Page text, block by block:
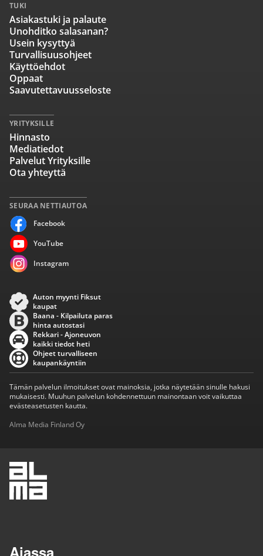
SEURAA NETTIAUTOA
Facebook
YouTube
Instagram
TUKI
Asiakastuki ja palaute
Unohditko salasanan?
Usein kysyttyä
Turvallisuusohjeet
Käyttöehdot
Oppaat
Saavutettavuusseloste
YRITYKSILLE
Hinnasto
Mediatiedot
Palvelut Yrityksille
Ota yhteyttä
Auton myynti Fiksut
kaupat
Baana - Kilpailuta paras
hinta autostasi
Rekkari - Ajoneuvon
kaikki tiedot heti
Ohjeet turvalliseen
kaupankäyntiin
Tämän palvelun ilmoitukset ovat mainoksia, jotka näytetään sinulle hakusi
mukaisesti. Muuhun palvelun kohdennettuun mainontaan voit vaikuttaa
evästeasetusten kautta.
Alma Media Finland Oy